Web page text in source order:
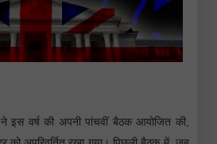
वर्ष की अपनी पांचवीं बैठक आयोजित की,